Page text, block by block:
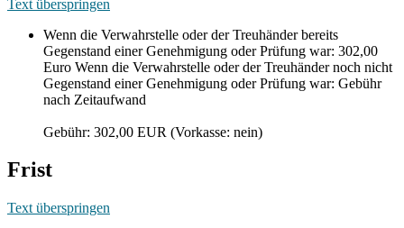
Text überspringen
Wenn die Verwahrstelle oder der Treuhänder bereits
Gegenstand einer Genehmigung oder Prüfung war: 302,00
Euro Wenn die Verwahrstelle oder der Treuhänder noch nicht
Gegenstand einer Genehmigung oder Prüfung war: Gebühr
nach Zeitaufwand
Gebühr: 302,00 EUR (Vorkasse: nein)
Frist
Text überspringen